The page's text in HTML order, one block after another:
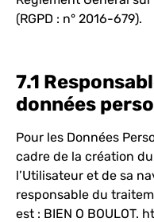
(RGPD : n° 2016-679).
7.1
données
Pour les Données
cadre de la création
l’Utilisateur et de sa
responsable du
est : BIEN O BOULOT.